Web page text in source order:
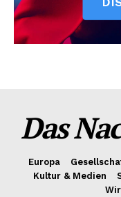
Das
Europa
Kultur & Medien